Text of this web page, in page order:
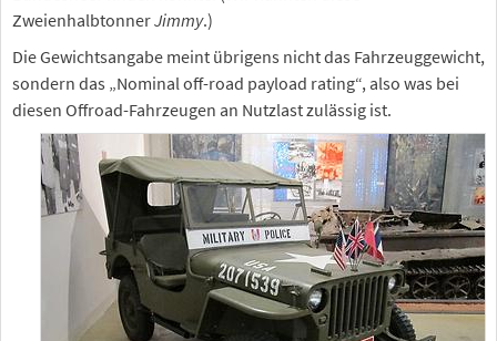
ZweienhalbtonnerJimmy.)
Die Gewichtsangabe meint übrigens nicht das Fahrzeuggewicht,
sondern das „Nominal off-road payload rating“, also was bei
diesen Offroad-Fahrzeugen an Nutzlast zulässig ist.